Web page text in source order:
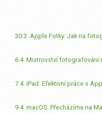
30.3. Apple Fotky: Jak na
6.4. Mistrovství fotografování
7.4. iPad: Efektivní práce s
9.4. macOS: Přecházíme na